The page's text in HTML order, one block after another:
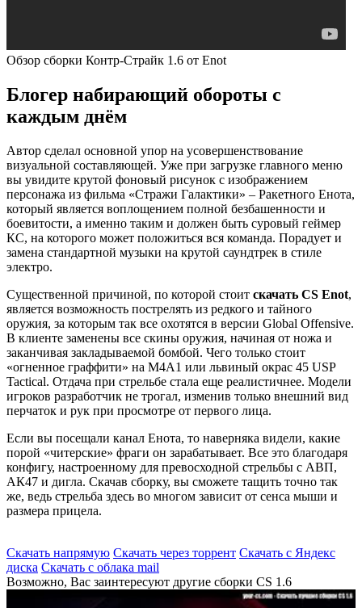
Обзор сборки Контр-Страйк 1.6 от Enot
Блогер набирающий обороты с
каждым днём
Автор сделал основной упор на усовершенствование
визуальной составляющей. Уже при загрузке главного меню
вы увидите крутой фоновый рисунок с изображением
персонажа из фильма «Стражи Галактики» – Ракетного Енота,
который является воплощением полной безбашенности и
боевитости, а именно таким и должен быть суровый геймер
КС, на которого может положиться вся команда. Порадует и
замена стандартной музыки на крутой саундтрек в стиле
электро.
Существенной причиной, по которой стоит скачать CS Enot,
является возможность пострелять из редкого и тайного
оружия, за которым так все охотятся в версии Global Offensive.
В клиенте заменены все скины оружия, начиная от ножа и
заканчивая закладываемой бомбой. Чего только стоит
«огненное граффити» на M4A1 или львиный окрас 45 USP
Tactical. Отдача при стрельбе стала еще реалистичнее. Модели
игроков разработчик не трогал, изменив только внешний вид
перчаток и рук при просмотре от первого лица.
Если вы посещали канал Енота, то наверняка видели, какие
порой «читерские» фраги он зарабатывает. Все это благодаря
конфигу, настроенному для превосходной стрельбы с АВП,
АК47 и дигла. Скачав сборку, вы сможете тащить точно так
же, ведь стрельба здесь во многом зависит от сенса мыши и
размера прицела.
Скачать напрямую Скачать через торрент Скачать с Яндекс
диска Скачать с облака mail
Возможно, Вас заинтересуют другие сборки CS 1.6